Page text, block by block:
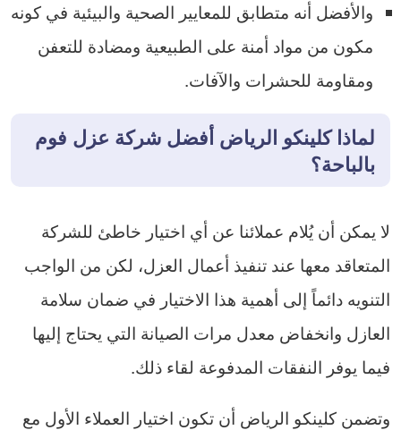
والأفضل أنه متطابق للمعايير الصحية والبيئية في كونه
مكون من مواد أمنة على الطبيعية ومضادة للتعفن
ومقاومة للحشرات والآفات.
لماذا كلينكو الرياض أفضل شركة عزل فوم
بالباحة؟
لا يمكن أن يُلام عملائنا عن أي اختيار خاطئ للشركة
المتعاقد معها عند تنفيذ أعمال العزل، لكن من الواجب
التنويه دائماً إلى أهمية هذا الاختيار في ضمان سلامة
العازل وانخفاض معدل مرات الصيانة التي يحتاج إليها
فيما يوفر النفقات المدفوعة لقاء ذلك.
وتضمن كلينكو الرياض أن تكون اختيار العملاء الأول مع